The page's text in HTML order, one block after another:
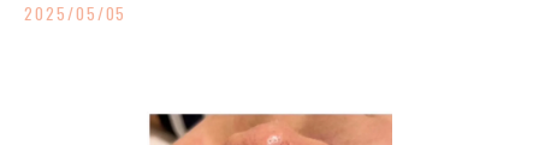
2025/05/05